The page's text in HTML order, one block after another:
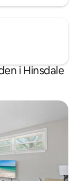
i Hinsdale